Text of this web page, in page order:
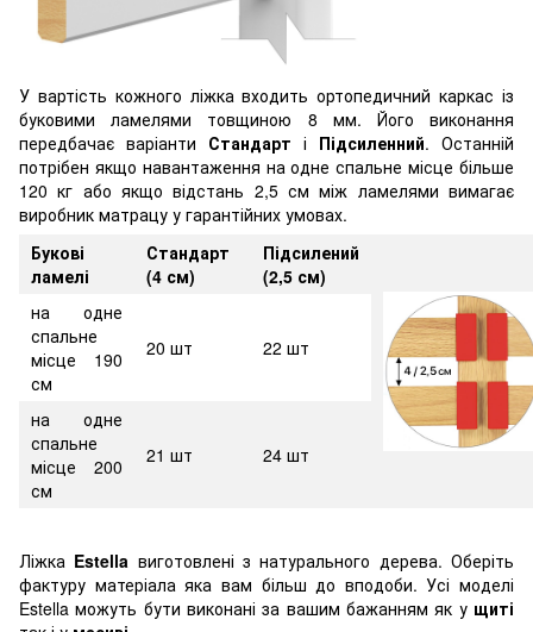
У вартість кожного ліжка входить ортопедичний каркас із
буковими ламелями товщиною 8 мм. Його виконання
передбачає варіанти Стандарт і Підсиленний. Останній
потрібен якщо навантаження на одне спальне місце більше
120 кг або якщо відстань 2,5 см між ламелями вимагає
виробник матрацу у гарантійних умовах.
Букові
ламелі
Стандарт
(4 см)
Підсилений
(2,5 см)
на одне
спальне
місце 190
см
20 шт 22 шт
на одне
спальне
місце 200
см
21 шт 24 шт
Ліжка Estella виготовлені з натурального дерева. Оберіть
фактуру матеріала яка вам більш до вподоби. Усі моделі
Estella можуть бути виконані за вашим бажанням як у щиті